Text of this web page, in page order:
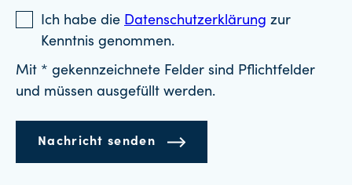
Ich habe die Datenschutzerklärung zur
Kenntnis genommen.
Mit * gekennzeichnete Felder sind Pflichtfelder
und müssen ausgefüllt werden.
Nachricht senden